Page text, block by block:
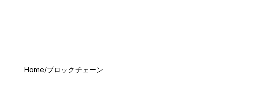
Home/ブロックチェーン